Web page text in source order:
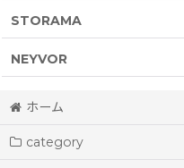
STORAMA
NEYVOR
ホーム
category